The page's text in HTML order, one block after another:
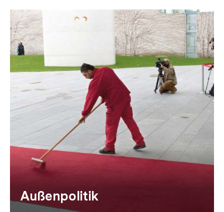
Themenübersicht
Außenpolitik